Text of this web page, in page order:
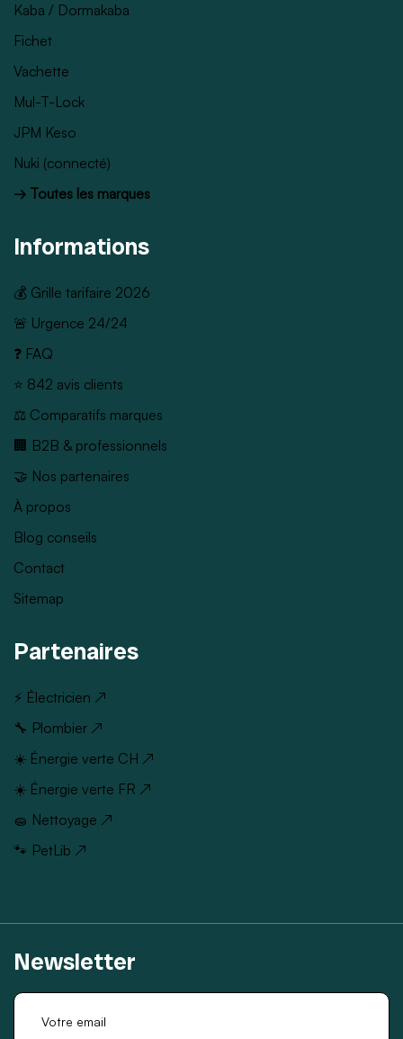
Kaba / Dormakaba
Fichet
Vachette
Mul-T-Lock
JPM Keso
Nuki (connecté)
→ Toutes les marques
Informations
💰 Grille tarifaire 2026
🚨 Urgence 24/24
❓ FAQ
⭐ 842 avis clients
⚖️ Comparatifs marques
🏢 B2B & professionnels
🤝 Nos partenaires
À propos
Blog conseils
Contact
Sitemap
Partenaires
⚡ Électricien ↗
🔧 Plombier ↗
☀️ Énergie verte CH ↗
☀️ Énergie verte FR ↗
🧽 Nettoyage ↗
🐾 PetLib ↗
Newsletter